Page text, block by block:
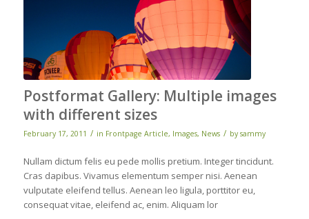
Postformat Gallery: Multiple images
with different sizes
February 17, 2011 / in Frontpage Article, Images, News / by sammy
Nullam dictum felis eu pede mollis pretium. Integer tincidunt.
Cras dapibus. Vivamus elementum semper nisi. Aenean
vulputate eleifend tellus. Aenean leo ligula, porttitor eu,
consequat vitae, eleifend ac, enim. Aliquam lor